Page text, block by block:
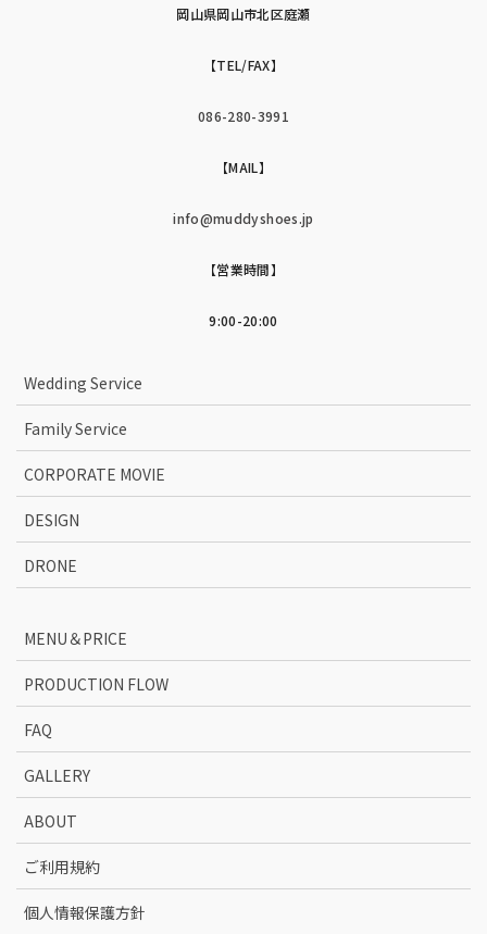
岡山県岡山市北区庭瀬
【TEL/FAX】
086-280-3991
【MAIL】
info@muddyshoes.jp
【営業時間】
9:00-20:00
Wedding Service
Family Service
CORPORATE MOVIE
DESIGN
DRONE
MENU＆PRICE
PRODUCTION FLOW
FAQ
GALLERY
ABOUT
ご利用規約
個人情報保護方針